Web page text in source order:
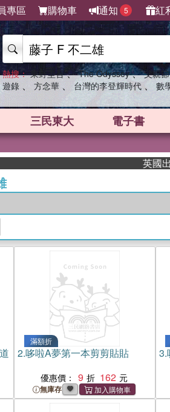
專區 購物車 通知 5 紅
熱搜： 東野圭吾 、 The Odyssey 、 父親節
遊錄 、 方念華 、 台灣的李登輝時代 、 數
三民東大 電子書
英國出版界指
滿額折
2.哆啦A夢第一本剪剪貼貼
優惠價： 9 162
無庫存
3.